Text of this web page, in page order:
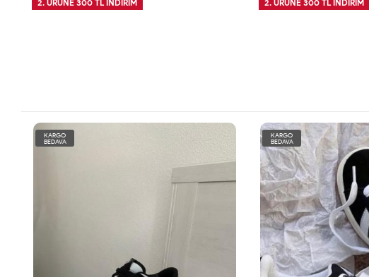
2. ÜRÜNE 300 TL İNDİRİM 2. ÜRÜNE 300 TL İNDİRİM
KARGO
BEDAVA
KARGO
BEDAVA